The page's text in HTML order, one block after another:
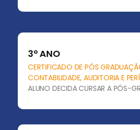
3º ANO
CERTIFICADO DE PÓS
CONTABILIDADE, AUDITORIA E
ALUNO DECIDA CURSAR A PÓS-